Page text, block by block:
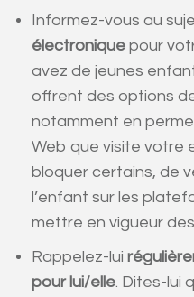
Informez-vous au
électronique pour
avez de jeunes
offrent des options
notamment en
Web que visite votre
bloquer certains, de
l’enfant sur les
mettre en vigueur
Rappelez-lui
pour lui/elle. Dites-lui